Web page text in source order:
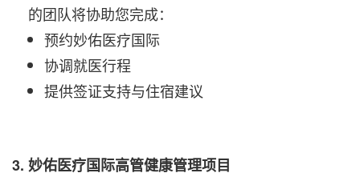
的团队将协助您完成：
预约妙佑医疗国际
协调就医行程
提供签证支持与住宿建议
3. 妙佑医疗国际高管健康管理项目